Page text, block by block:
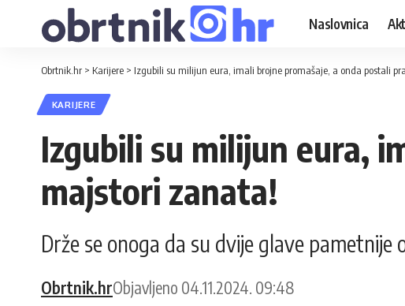
Naslovnica
Obrtnik.hr > Karijere > Izgubili su milijun eura, imali brojne promašaje, a onda postali
KARIJERE
Izgubili su milijun eura,
majstori zanata!
Drže se onoga da su dvije glave
Obrtnik.hrObjavljeno 04.11.2024. 09:48